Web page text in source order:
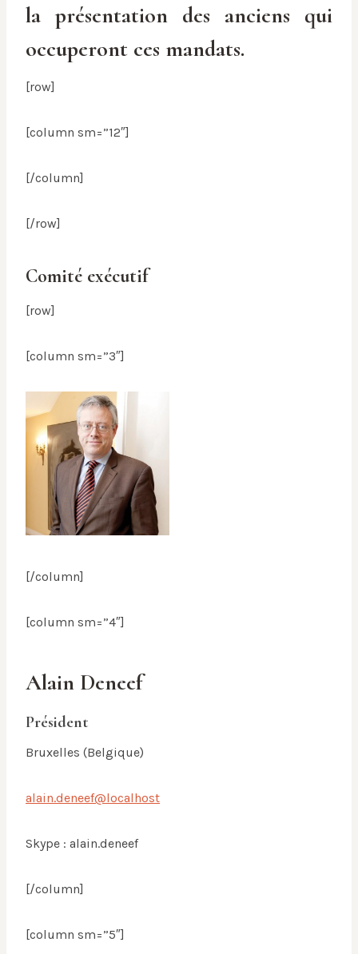
la présentation des anciens qui
occuperont ces mandats.
[row]
[column sm=”12″]
[/column]
[/row]
Comité exécutif
[row]
[column sm=”3″]
[/column]
[column sm=”4″]
Alain Deneef
Président
Bruxelles (Belgique)
alain.deneef@localhost
Skype : alain.deneef
[/column]
[column sm=”5″]